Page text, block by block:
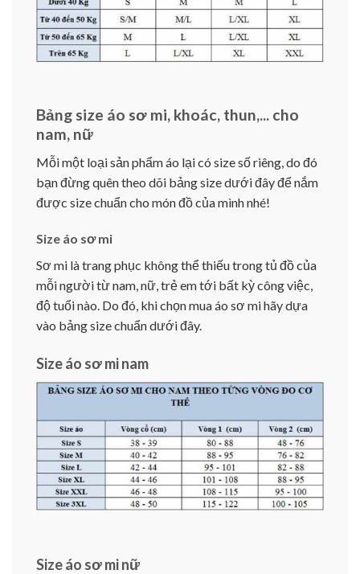
Bảng size áo sơ mi, khoác, thun,... cho
nam, nữ
Mỗi một loại sản phẩm áo lại có size số riêng, do đó
bạn đừng quên theo dõi bảng size dưới đây để nắm
được size chuẩn cho món đồ của mình nhé!
Size áo sơ mi
Sơ mi là trang phục không thể thiếu trong tủ đồ của
mỗi người từ nam, nữ, trẻ em tới bất kỳ công việc,
độ tuổi nào. Do đó, khi chọn mua áo sơ mi hãy dựa
vào bảng size chuẩn dưới đây.
Size áo sơ mi nam
Size áo sơ mi nữ